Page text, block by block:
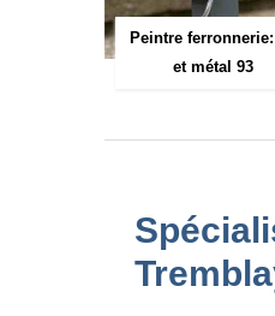
Peintre
et métal 93